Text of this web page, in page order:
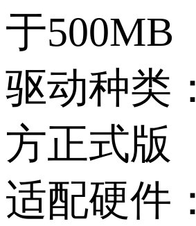
于500MB
驱动种类：
方正式版
适配硬件：